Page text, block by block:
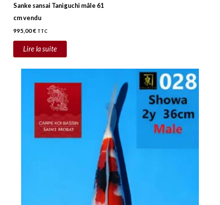
Sanke sansai Taniguchi mâle 61
cm vendu
995,00€ TTC
Lire la suite